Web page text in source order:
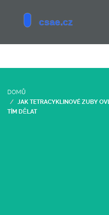
DOMŮ
JAK TETRACYKLINOVÉ ZUBY
TÍM DĚLAT